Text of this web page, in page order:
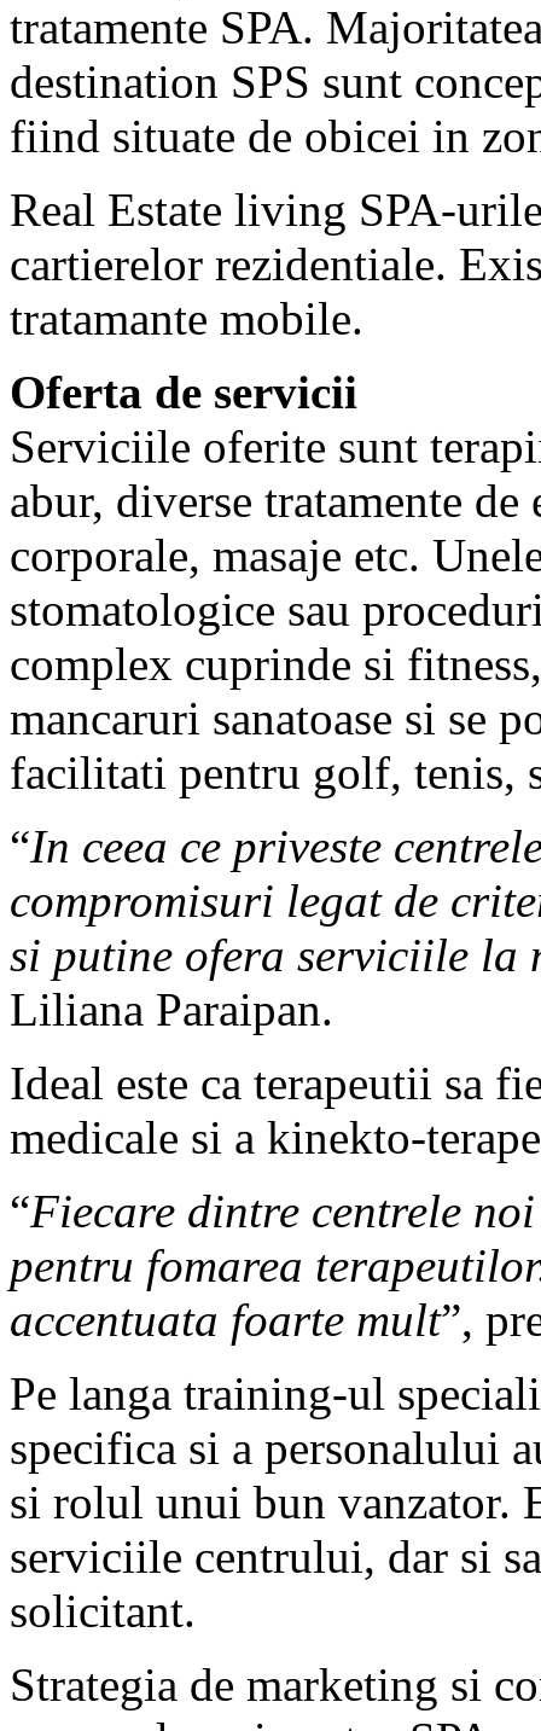
tratamente SPA.
destination SPS sunt
fiind situate de obicei in
Real Estate living SPA-
cartierelor rezidentiale.
tratamante mobile.
Oferta de servicii
Serviciile oferite sunt
abur, diverse tratamente
corporale, masaje etc.
stomatologice sau
complex cuprinde si
mancaruri sanatoase si se
facilitati pentru golf, tenis,
“In ceea ce priveste
compromisuri legat de
si putine ofera serviciile la
Liliana Paraipan.
Ideal este ca terapeutii sa
medicale si a kinekto-
“Fiecare dintre centrele
pentru fomarea
accentuata foarte mult”,
Pe langa training-ul
specifica si a personalului
si rolul unui bun vanzator.
serviciile centrului, dar si
solicitant.
Strategia de marketing si